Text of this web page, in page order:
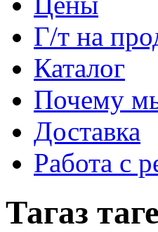
Г/т на
Каталог
Почему
Доставка
Работа с
Тагаз